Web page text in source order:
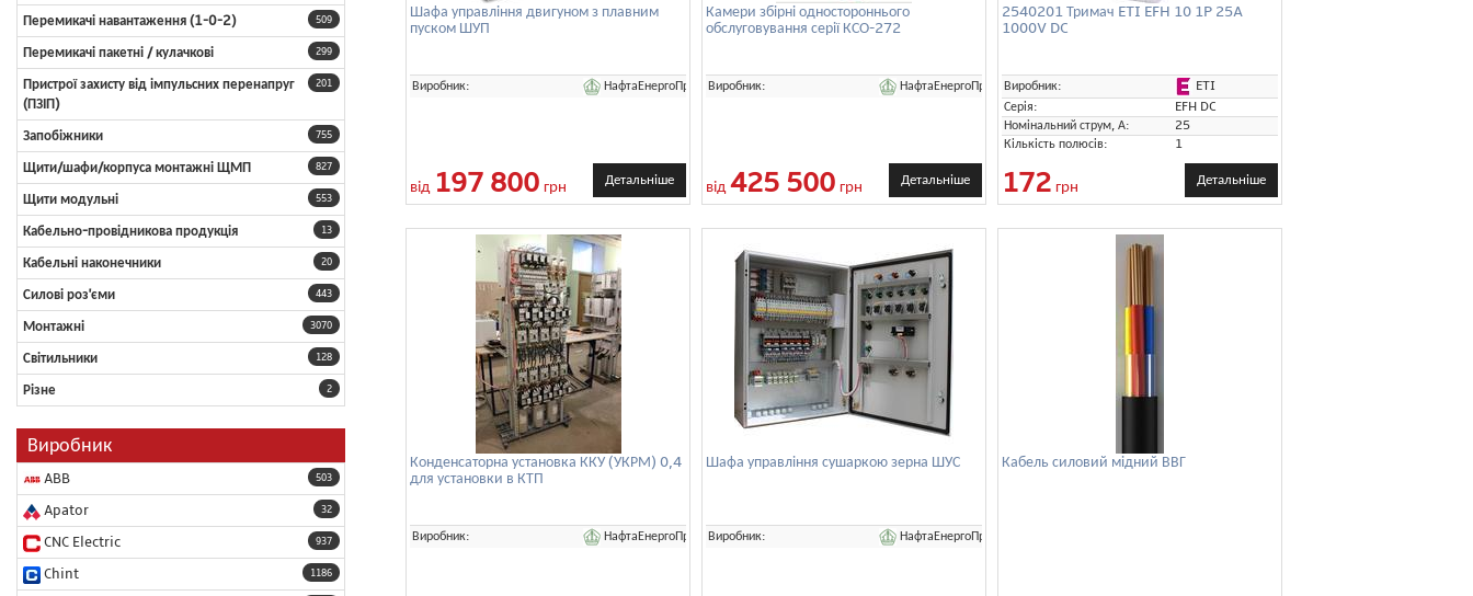
509
Перемикачі навантаження (1-0-2)
299
Перемикачі пакетні / кулачкові
201
Пристрої захисту від імпульсних перенапруг
(ПЗІП)
755
Запобіжники
827
Щити/шафи/корпуса монтажні ЩМП
553
Щити модульні
13
Кабельно-провідникова продукція
20
Кабельні наконечники
443
Силові роз'єми
3070
Монтажні
128
Світильники
2
Різне
Виробник
503
ABB
32
Apator
937
CNC Electric
1186
Chint
Шафа управління двигуном з плавним
пуском ШУП
Виробник: НафтаЕнергоПром
від 197 800 грн Детальніше
Камери збірні одностороннього
обслуговування серії КСО-272
Виробник: НафтаЕнергоПром
від425 500 грн Детальніше
2540201 Тримач ETI EFH 10 1P 25A
1000V DC
Виробник:
ETI
Серія:
EFH DC
Номінальний струм, А:
25
Кількість полюсів:
1
172 грн Детальніше
Конденсаторна установка ККУ (УКРМ) 0,4
для установки в КТП
Виробник: НафтаЕнергоПром
Шафа управління сушаркою зерна ШУС
Виробник: НафтаЕнергоПром
Кабель силовий мідний ВВГ